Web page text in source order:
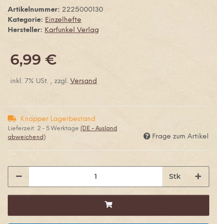
Artikelnummer: 2225000130
Kategorie: Einzelhefte
Hersteller: Karfunkel Verlag
6,99 €
inkl. 7% USt. , zzgl. Versand
Knapper Lagerbestand
Lieferzeit: 2 - 5 Werktage (DE - Ausland
abweichend)
Frage zum Artikel
Stk